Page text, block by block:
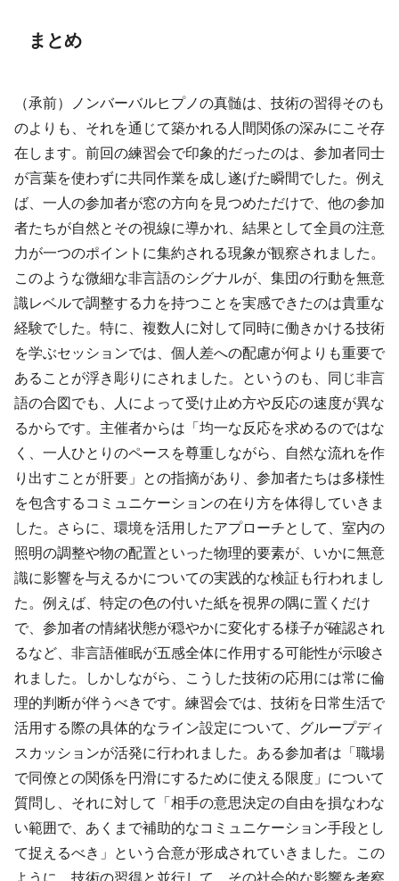
まとめ
（承前）ノンバーバルヒプノの真髄は、技術の習得そのも
のよりも、それを通じて築かれる人間関係の深みにこそ存
在します。前回の練習会で印象的だったのは、参加者同士
が言葉を使わずに共同作業を成し遂げた瞬間でした。例え
ば、一人の参加者が窓の方向を見つめただけで、他の参加
者たちが自然とその視線に導かれ、結果として全員の注意
力が一つのポイントに集約される現象が観察されました。
このような微細な非言語のシグナルが、集団の行動を無意
識レベルで調整する力を持つことを実感できたのは貴重な
経験でした。特に、複数人に対して同時に働きかける技術
を学ぶセッションでは、個人差への配慮が何よりも重要で
あることが浮き彫りにされました。というのも、同じ非言
語の合図でも、人によって受け止め方や反応の速度が異な
るからです。主催者からは「均一な反応を求めるのではな
く、一人ひとりのペースを尊重しながら、自然な流れを作
り出すことが肝要」との指摘があり、参加者たちは多様性
を包含するコミュニケーションの在り方を体得していきま
した。さらに、環境を活用したアプローチとして、室内の
照明の調整や物の配置といった物理的要素が、いかに無意
識に影響を与えるかについての実践的な検証も行われまし
た。例えば、特定の色の付いた紙を視界の隅に置くだけ
で、参加者の情緒状態が穏やかに変化する様子が確認され
るなど、非言語催眠が五感全体に作用する可能性が示唆さ
れました。しかしながら、こうした技術の応用には常に倫
理的判断が伴うべきです。練習会では、技術を日常生活で
活用する際の具体的なライン設定について、グループディ
スカッションが活発に行われました。ある参加者は「職場
で同僚との関係を円滑にするために使える限度」について
質問し、それに対して「相手の意思決定の自由を損なわな
い範囲で、あくまで補助的なコミュニケーション手段とし
て捉えるべき」という合意が形成されていきました。この